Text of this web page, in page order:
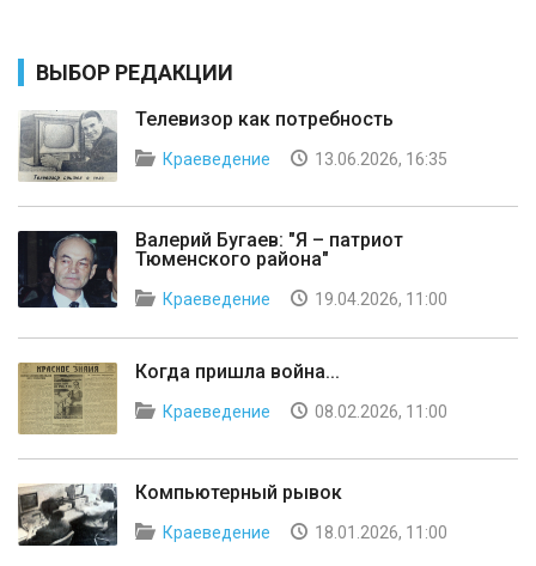
ВЫБОР РЕДАКЦИИ
Телевизор как потребность
Краеведение 13.06.2026, 16:35
Валерий Бугаев: "Я – патриот
Тюменского района"
Краеведение 19.04.2026, 11:00
Когда пришла война...
Краеведение 08.02.2026, 11:00
Компьютерный рывок
Краеведение 18.01.2026, 11:00